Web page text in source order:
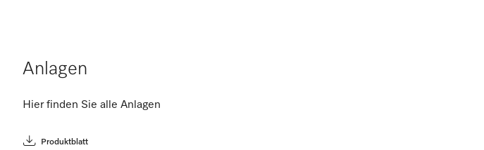
Anlagen
Hier finden Sie alle Anlagen
Produktblatt